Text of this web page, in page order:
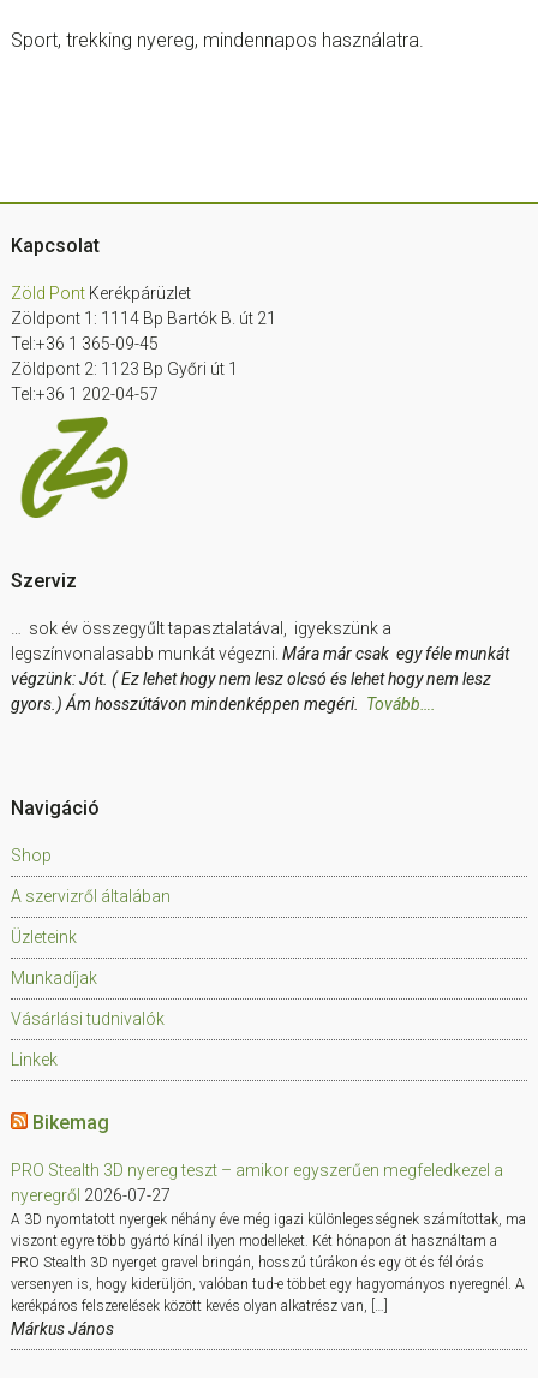
Sport, trekking nyereg, mindennapos használatra.
Footer
Kapcsolat
Zöld PontKerékpárüzlet
Zöldpont 1: 1114 Bp Bartók B. út 21
Tel:+36 1 365-09-45
Zöldpont 2: 1123 Bp Győri út 1
Tel:+36 1 202-04-57
Szerviz
… sok év összegyűlt tapasztalatával, igyekszünk a
legszínvonalasabb munkát végezni. Mára már csak egy féle munkát
végzünk: Jót. ( Ez lehet hogy nem lesz olcsó és lehet hogy nem lesz
gyors.) Ám hosszútávon mindenképpen megéri. Tovább….
Navigáció
Shop
A szervizről általában
Üzleteink
Munkadíjak
Vásárlási tudnivalók
Linkek
Bikemag
PRO Stealth 3D nyereg teszt – amikor egyszerűen megfeledkezel a
nyeregről 2026-07-27
A 3D nyomtatott nyergek néhány éve még igazi különlegességnek számítottak, ma
viszont egyre több gyártó kínál ilyen modelleket. Két hónapon át használtam a
PRO Stealth 3D nyerget gravel bringán, hosszú túrákon és egy öt és fél órás
versenyen is, hogy kiderüljön, valóban tud-e többet egy hagyományos nyeregnél. A
kerékpáros felszerelések között kevés olyan alkatrész van, […]
Márkus János